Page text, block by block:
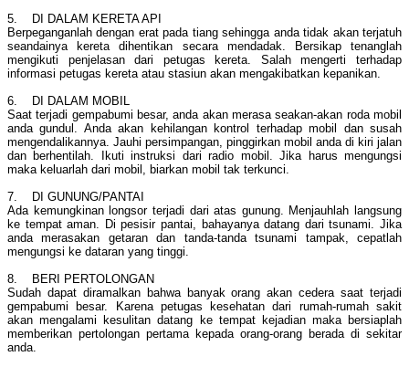
5. DI DALAM KERETA API
Berpeganganlah dengan erat pada tiang sehingga anda tidak akan terjatuh
seandainya kereta dihentikan secara mendadak. Bersikap tenanglah
mengikuti penjelasan dari petugas kereta. Salah mengerti terhadap
informasi petugas kereta atau stasiun akan mengakibatkan kepanikan.
6. DI DALAM MOBIL
Saat terjadi gempabumi besar, anda akan merasa seakan-akan roda mobil
anda gundul. Anda akan kehilangan kontrol terhadap mobil dan susah
mengendalikannya. Jauhi persimpangan, pinggirkan mobil anda di kiri jalan
dan berhentilah. Ikuti instruksi dari radio mobil. Jika harus mengungsi
maka keluarlah dari mobil, biarkan mobil tak terkunci.
7. DI GUNUNG/PANTAI
Ada kemungkinan longsor terjadi dari atas gunung. Menjauhlah langsung
ke tempat aman. Di pesisir pantai, bahayanya datang dari tsunami. Jika
anda merasakan getaran dan tanda-tanda tsunami tampak, cepatlah
mengungsi ke dataran yang tinggi.
8. BERI PERTOLONGAN
Sudah dapat diramalkan bahwa banyak orang akan cedera saat terjadi
gempabumi besar. Karena petugas kesehatan dari rumah-rumah sakit
akan mengalami kesulitan datang ke tempat kejadian maka bersiaplah
memberikan pertolongan pertama kepada orang-orang berada di sekitar
anda.